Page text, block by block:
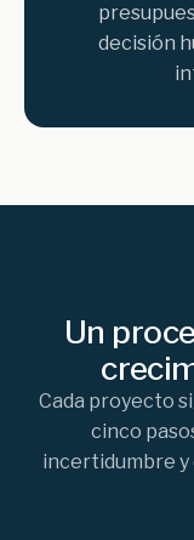
decisión
Un
Cada proyecto
cinco
incertidumbre